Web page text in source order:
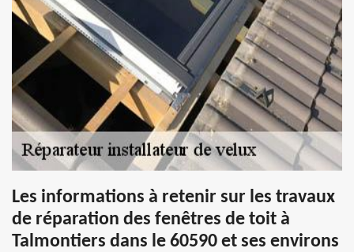
Les informations à retenir sur les travaux
de réparation des fenêtres de toit à
Talmontiers dans le 60590 et ses environs